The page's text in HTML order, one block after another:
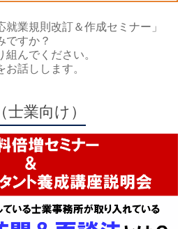
就業規則改訂＆作成セミナー」
ですか？
んでください。
話しします。
業向け）